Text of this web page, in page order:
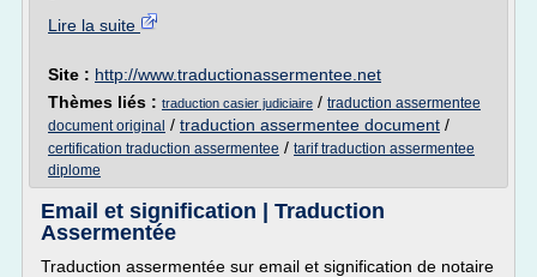
Lire la suite
Site : http://www.traductionassermentee.net
Thèmes liés : traduction casier judiciaire / traduction assermentee
document original / traduction assermentee document /
certification traduction assermentee / tarif traduction assermentee
diplome
Email et signification | Traduction
Assermentée
Traduction assermentée sur email et signification de notaire